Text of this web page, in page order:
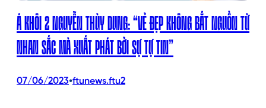
Á KHÔI 2 NGUYỄN THÙY DUNG: “VẺ ĐẸP KHÔNG BẮT NGUỒN TỪ
NHAN SẮC MÀ XUẤT PHÁT BỞI SỰ TỰ TIN”
07/06/2023•ftunews.ftu2